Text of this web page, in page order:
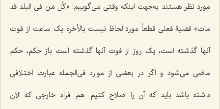
مورد نظر هستند به‌جهت اینکه وقتی می‌گوییم: «کُل مَن فی البلد قد
مات» قضیۀ فعلی قطعاً مورد لحاظ نیست بالأخره یک ساعت از فوت
آنها گذشته است، یک روز از فوت آنها گذشته است باز حکم، حکم
ماضی می‌شود و اگر در بعضی از موارد فی‌الجمله عبارت اختلافی
داشته باشد باید که آن را اصلاح کنیم. هم افراد خارجی که الآن